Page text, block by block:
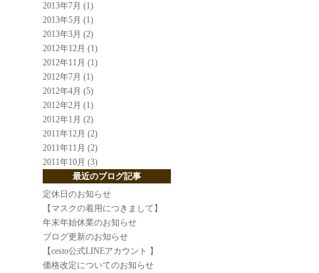
2013年7月 (1)
2013年5月 (1)
2013年3月 (2)
2012年12月 (1)
2012年11月 (1)
2012年7月 (1)
2012年4月 (5)
2012年2月 (1)
2012年1月 (2)
2011年12月 (2)
2011年11月 (2)
2011年10月 (3)
最近のブログ記事
定休日のお知らせ
【マスクの着用につきまして】
年末年始休業のお知らせ
ブログ更新のお知らせ
【cesto公式LINEアカウント 】
価格改定についてのお知らせ